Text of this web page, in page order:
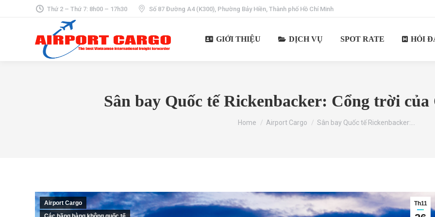
Thứ 2 – Thứ 7: 8h00 – 17h30 Số 87 Đường A4 (K300), Phường Bảy Hiền, Thành phố Hồ Chí Minh
GIỚI THIỆU DỊCH VỤ SPOT RATE HỎI
Sân bay Quốc tế Rickenbacker: Cổng trời
You are here:
Home Airport Cargo Sân bay Quốc tế Rickenbacker:…
Th11
Airport Cargo